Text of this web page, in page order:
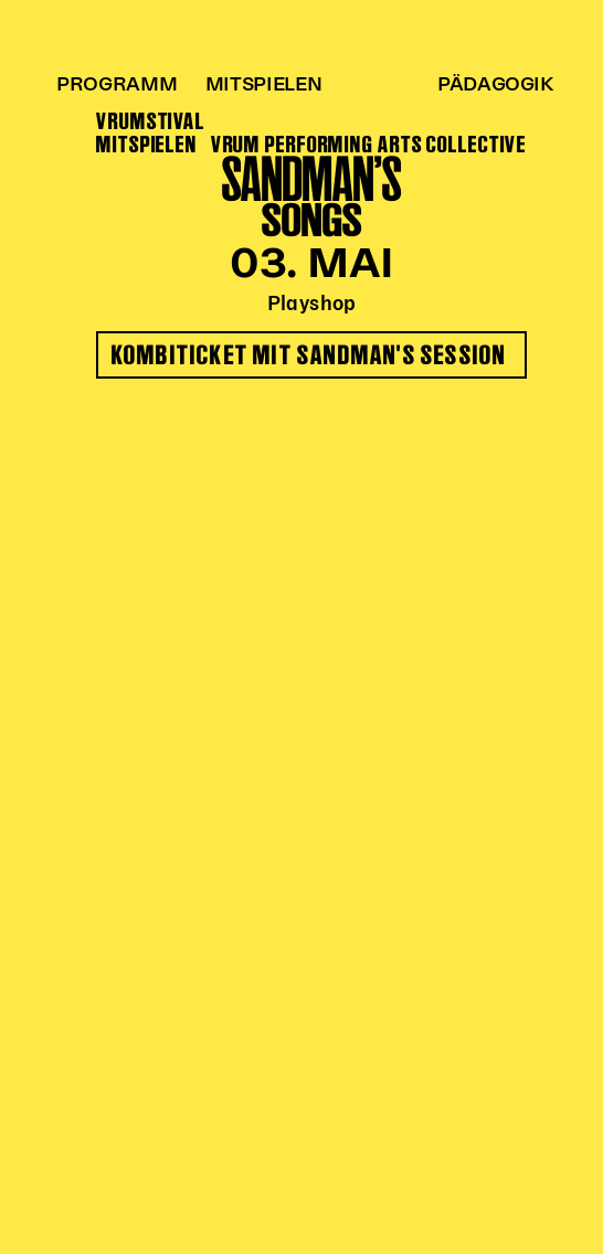
PROGRAMM MITSPIELEN PÄDAGOGIK
VRUMSTIVAL
MITSPIELEN VRUM PERFORMING ARTS COLLECTIVE
SANDMAN’S
SONGS
03. MAI
Playshop
KOMBITICKET MIT SANDMAN'S SESSION